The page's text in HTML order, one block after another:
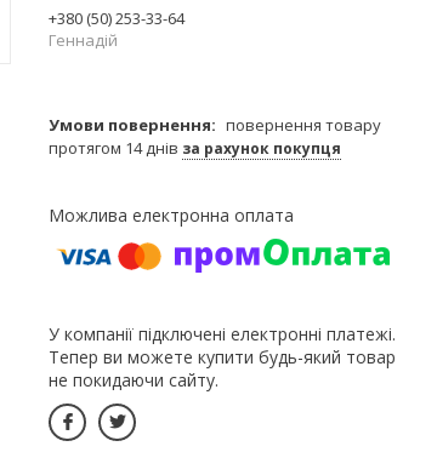
+380 (50) 253-33-64
Геннадій
повернення товару
протягом 14 днів за рахунок покупця
У компанії підключені електронні платежі.
Тепер ви можете купити будь-який товар
не покидаючи сайту.